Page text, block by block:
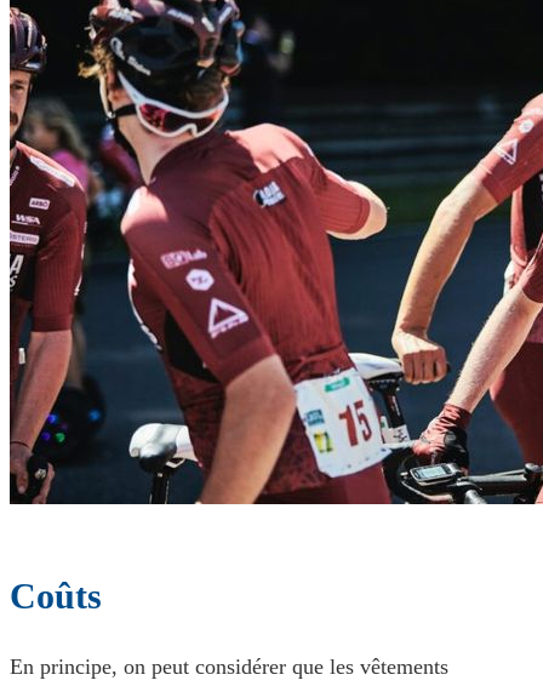
Coûts
En principe, on peut considérer que les vêtements